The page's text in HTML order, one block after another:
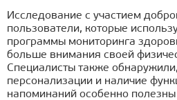
Исследование с участием
пользователи, которые
программы мониторинга
больше внимания своей
Специалисты также
персонализации и наличие
напоминаний особенно